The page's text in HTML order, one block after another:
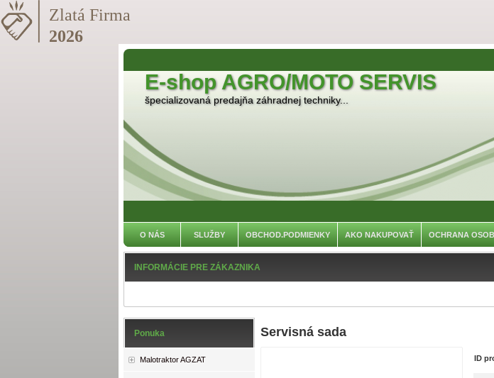
E-shop AGRO/MOTO SERVIS
špecializovaná predajňa záhradnej techniky...
O NÁS SLUŽBY OBCHOD.PODMIENKY AKO NAKUPOVAŤ OCHRANA
INFORMÁCIE PRE ZÁKAZNIKA
Ponuka
Malotraktor AGZAT
Servisná sada
ID